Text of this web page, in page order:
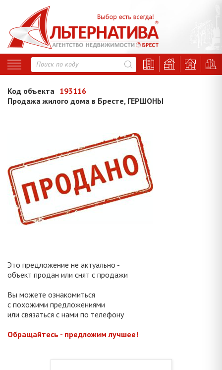
Код объекта 193116
Продажа жилого дома в Бресте, ГЕРШОНЫ
Это предложение не актуально -
объект продан или снят с продажи
Вы можете ознакомиться
с похожими предложениями
или связаться с нами по телефону
Обращайтесь - предложим лучшее!